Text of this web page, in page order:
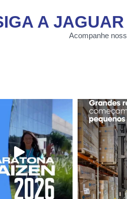
A
Acompanhe